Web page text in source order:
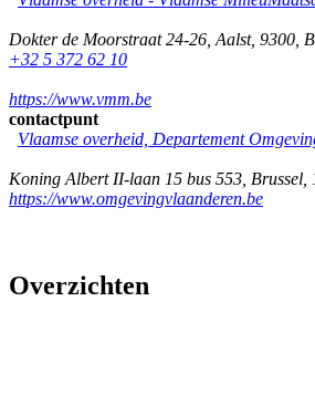
Dokter de Moorstraat 24-26 Aalst, 9300
+32 5 372 62 10
https://www.vmm.be
contactpunt
Vlaamse overheid, Departement
Koning Albert II-laan 15 bus 553 Brussel
https://www.omgevingvlaanderen.be
Overzichten